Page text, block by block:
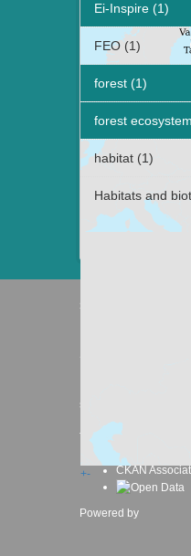
+-
Ei-Inspire (1)
FEO (1)
forest (1)
forest
habitat (1)
Habitats and
Näytä useampia
Suomen
syke.fi
Palvelukuvaus
Tietosuojailmoitus
CKAN
CKAN
Powered by